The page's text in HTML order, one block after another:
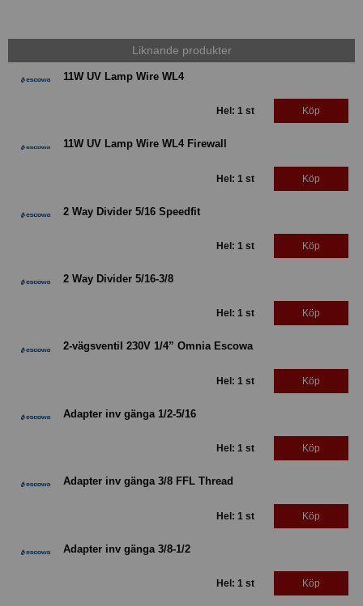
Liknande produkter
11W UV Lamp Wire WL4
Hel: 1 st Köp
11W UV Lamp Wire WL4 Firewall
Hel: 1 st Köp
2 Way Divider 5/16 Speedfit
Hel: 1 st Köp
2 Way Divider 5/16-3/8
Hel: 1 st Köp
2-vägsventil 230V 1/4” Omnia Escowa
Hel: 1 st Köp
Adapter inv gänga 1/2-5/16
Hel: 1 st Köp
Adapter inv gänga 3/8 FFL Thread
Hel: 1 st Köp
Adapter inv gänga 3/8-1/2
Hel: 1 st Köp